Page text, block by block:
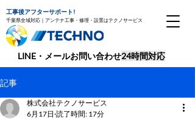
千葉県全域対応｜アンテナ工事・修理・設置はテクノサービス
工事後アフターサポート!
​LINE・メールお問い合わせ24時間対応
記事
株式会社テクノサービス
6月17日 読了時間: 17分